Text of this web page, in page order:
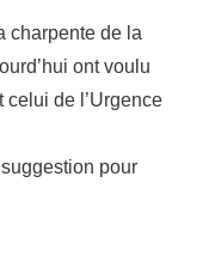
charpente de la
ont voulu
de l’Urgence
pour